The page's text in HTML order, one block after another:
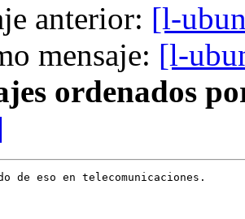
anterior: [l-
mensaje: [l-
ordenados
de eso en telecomunicaciones.